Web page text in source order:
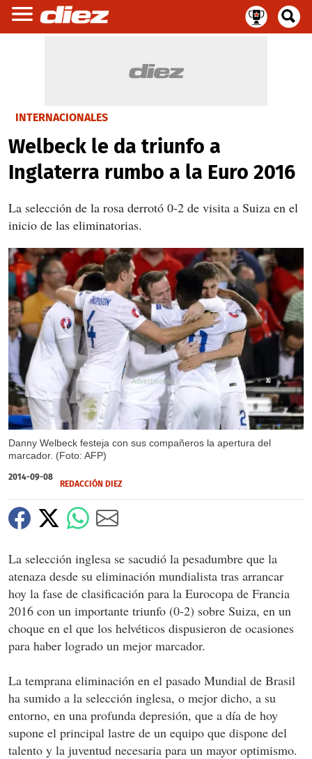
INTERNACIONALES
Welbeck le da triunfo a
Inglaterra rumbo a la Euro 2016
La selección de la rosa derrotó 0-2 de visita a Suiza en el
inicio de las eliminatorias.
Danny Welbeck festeja con sus compañeros la apertura del
marcador. (Foto: AFP)
X
2014-09-08
REDACCIÓN DIEZ
La selección inglesa se sacudió la pesadumbre que la
atenaza desde su eliminación mundialista tras arrancar
hoy la fase de clasificación para la Eurocopa de Francia
2016 con un importante triunfo (0-2) sobre Suiza, en un
choque en el que los helvéticos dispusieron de ocasiones
para haber logrado un mejor marcador.
La temprana eliminación en el pasado Mundial de Brasil
ha sumido a la selección inglesa, o mejor dicho, a su
entorno, en una profunda depresión, que a día de hoy
supone el principal lastre de un equipo que dispone del
talento y la juventud necesaria para un mayor optimismo.